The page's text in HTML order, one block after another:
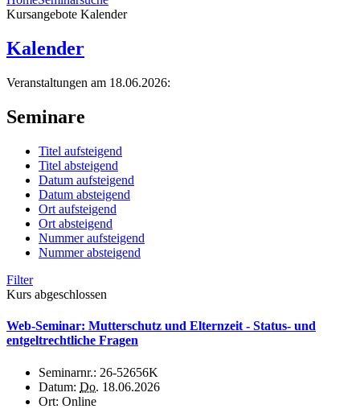
Kursangebote Kalender
Kalender
Veranstaltungen am 18.06.2026:
Seminare
Titel aufsteigend
Titel absteigend
Datum aufsteigend
Datum absteigend
Ort aufsteigend
Ort absteigend
Nummer aufsteigend
Nummer absteigend
Filter
Kurs abgeschlossen
Web-Seminar: Mutterschutz und Elternzeit - Status- und
entgeltrechtliche Fragen
Seminarnr.: 26-52656K
Datum: Do. 18.06.2026
Ort: Online